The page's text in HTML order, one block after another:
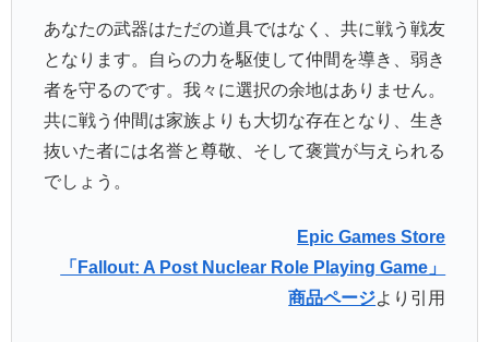
あなたの武器はただの道具ではなく、共に戦う戦友
となります。自らの力を駆使して仲間を導き、弱き
者を守るのです。我々に選択の余地はありません。
共に戦う仲間は家族よりも大切な存在となり、生き
抜いた者には名誉と尊敬、そして褒賞が与えられる
でしょう。
Epic Games Store
「Fallout: A Post Nuclear Role Playing Game」
商品ページより引用